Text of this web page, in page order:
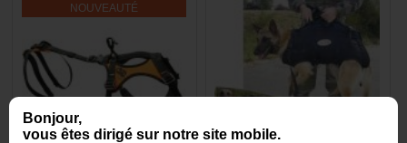
Bonjour,
vous êtes dirigé sur notre site mobile.
NOUVEAUTÉ